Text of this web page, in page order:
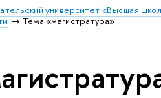
университет «Высшая
Тема «магистратура»